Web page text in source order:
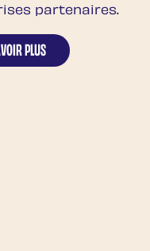
partenaires.
PLUS